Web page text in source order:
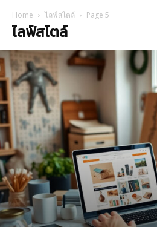
Home ไลฟ์สไตล์ Page 5
ไลฟ์สไตล์